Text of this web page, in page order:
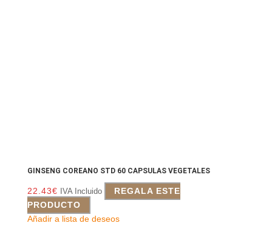
GINSENG COREANO STD 60 CAPSULAS VEGETALES
22.43€ IVA Incluido
REGALA ESTE
PRODUCTO
Añadir a lista de deseos